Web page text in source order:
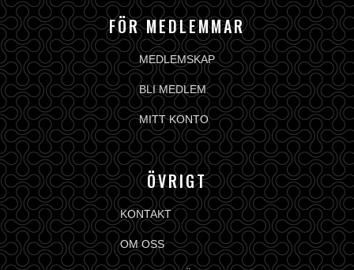
FÖR MEDLEMMAR
MEDLEMSKAP
BLI MEDLEM
MITT KONTO
ÖVRIGT
KONTAKT
OM OSS